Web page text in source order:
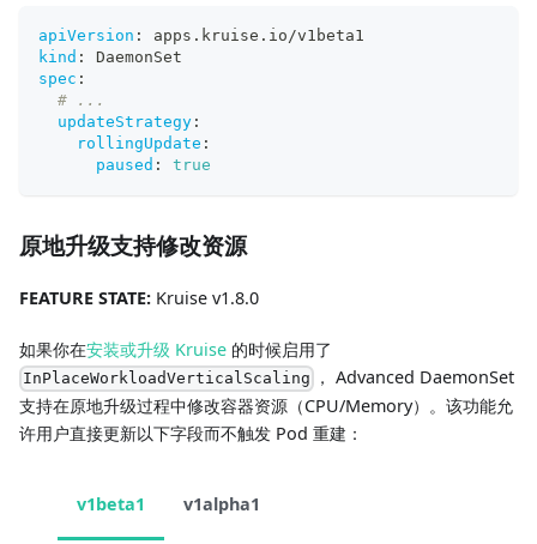
apiVersion :
apps.kruise.io/v1beta1
kind :
DaemonSet
spec :
# ...
updateStrategy :
rollingUpdate :
paused : true
原地升级支持修改资源
FEATURE STATE: Kruise v1.8.0
如果你在安装或升级 Kruise 的时候启用了
InPlaceWorkloadVerticalScaling
， Advanced DaemonSet
支持在原地升级过程中修改容器资源（CPU/Memory）。该功能允
许用户直接更新以下字段而不触发 Pod 重建：
v1beta1 v1alpha1